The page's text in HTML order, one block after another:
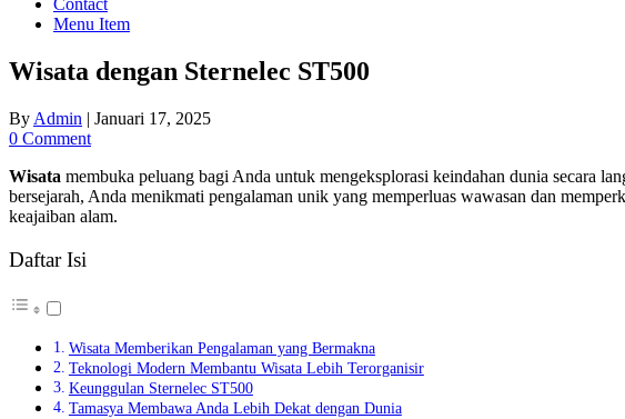
Contact
Menu Item
Wisata dengan Sternelec ST500
By Admin | Januari 17, 2025
0 Comment
Wisata membuka peluang bagi Anda untuk mengeksplorasi keindahan dunia secara
bersejarah, Anda menikmati pengalaman unik yang memperluas wawasan dan
keajaiban alam.
Daftar Isi
Wisata Memberikan Pengalaman yang Bermakna
Teknologi Modern Membantu Wisata Lebih Terorganisir
Keunggulan Sternelec ST500
Tamasya Membawa Anda Lebih Dekat dengan Dunia